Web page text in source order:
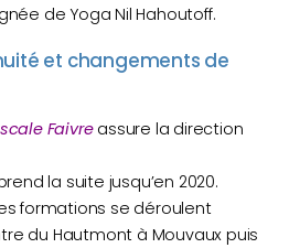
de Yoga Nil Hahoutoff.
et changements de
Faivreassure la direction
la suite jusqu’en 2020.
formations se déroulent
du Hautmont à Mouvaux puis